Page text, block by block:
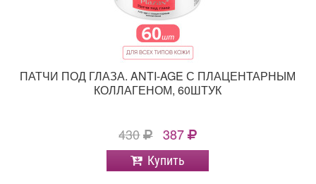
ПАТЧИ ПОД ГЛАЗА. ANTI-AGE С ПЛАЦЕНТАРНЫМ
КОЛЛАГЕНОМ, 60ШТУК
430 387
Купить